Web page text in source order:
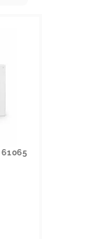
61065